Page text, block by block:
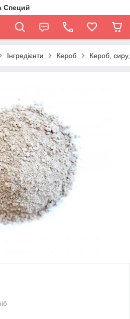
Специй
Інгредієнти Кероб Кероб,